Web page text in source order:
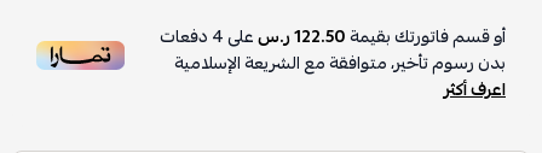
أو قسم فاتورتك بقيمة122.50 ر.س على4دفعات
بدون رسوم تأخير، متوافقة مع الشريعة الإسلامية
اعرف أكثر